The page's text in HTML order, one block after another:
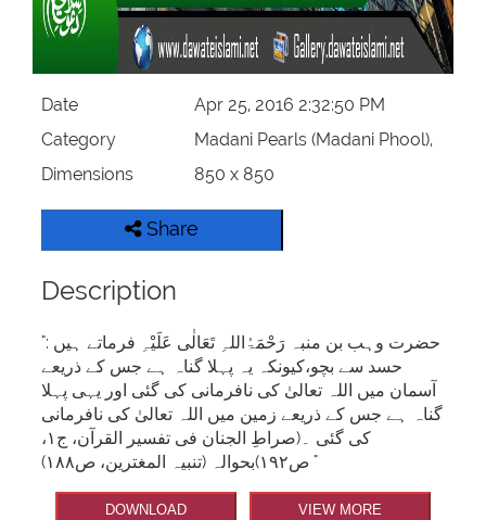
Date
Apr 25, 2016 2:32:50 PM
Category
Madani Pearls (Madani Phool),
Dimensions
850 x 850
Share
Description
"حضرت وہب بن منبہ رَحْمَۃُاللہِ تَعَالٰی عَلَیْہِ فرماتے ہیں :
حسد سے بچو،کیونکہ یہ پہلا گناہ ہے جس کے ذریعے
آسمان میں اللہ تعالیٰ کی نافرمانی کی گئی اور یہی پہلا
گناہ ہے جس کے ذریعے زمین میں اللہ تعالیٰ کی نافرمانی
کی گئی ۔(صراطِ الجنان فی تفسیر القرآن، ج۱،
ص۱۹۲)بحوالہ (تنبیہ المغترین، ص۱۸۸) "
DOWNLOAD VIEW MORE